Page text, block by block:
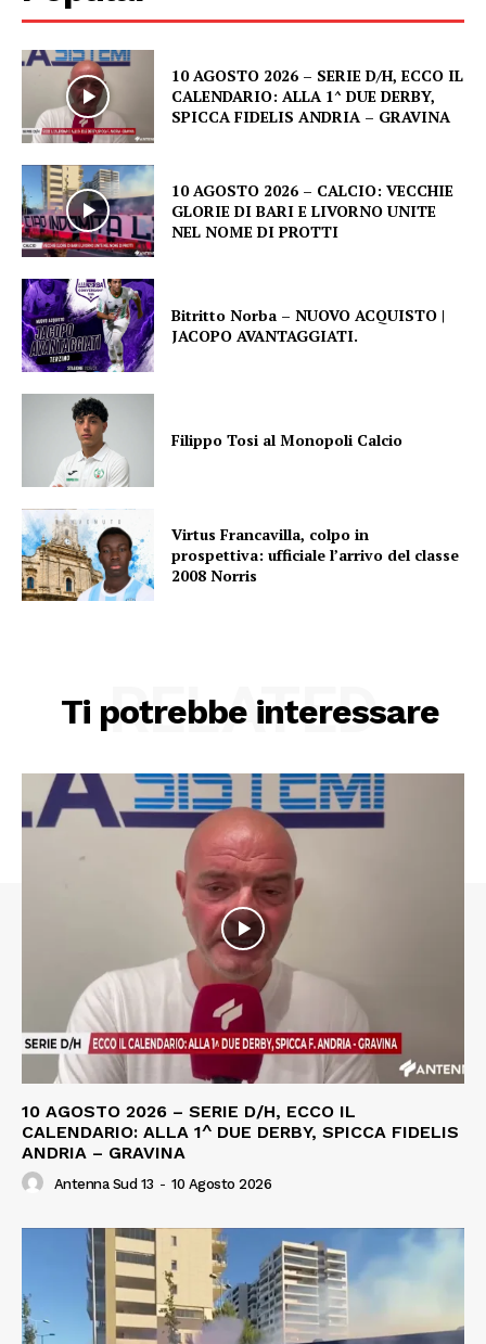
10 AGOSTO 2026 – SERIE D/H, ECCO IL
CALENDARIO: ALLA 1^ DUE DERBY,
SPICCA FIDELIS ANDRIA – GRAVINA
10 AGOSTO 2026 – CALCIO: VECCHIE
GLORIE DI BARI E LIVORNO UNITE
NEL NOME DI PROTTI
Bitritto Norba – NUOVO ACQUISTO |
JACOPO AVANTAGGIATI.
Filippo Tosi al Monopoli Calcio
Virtus Francavilla, colpo in
prospettiva: ufficiale l’arrivo del classe
2008 Norris
Ti potrebbe interessare
RELATED
10 AGOSTO 2026 – SERIE D/H, ECCO IL
CALENDARIO: ALLA 1^ DUE DERBY, SPICCA FIDELIS
ANDRIA – GRAVINA
Antenna Sud 13 - 10 Agosto 2026